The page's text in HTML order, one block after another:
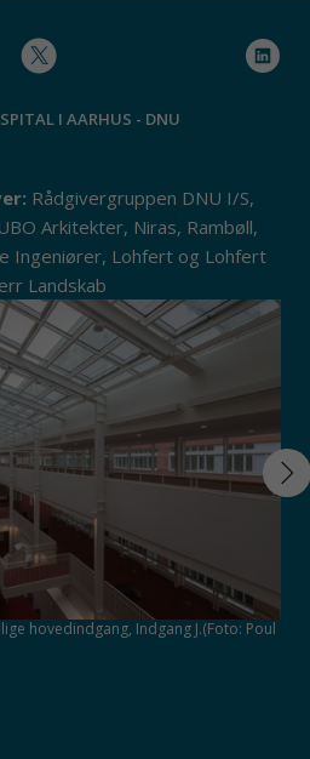
I AARHUS - DNU
Rådgivergruppen DNU I/S,
Arkitekter, Niras, Rambøll,
Ingeniører, Lohfert og Lohfert
Landskab
hovedindgang, Indgang J.(Foto: Poul